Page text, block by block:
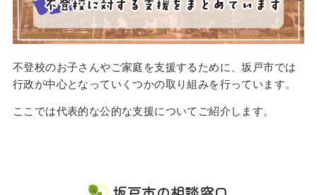
不登校のお子さんやご家庭を支援するために、坂戸市では
行政が中心となっていくつかの取り組みを行っています。
ここでは代表的な公的な支援についてご紹介します。